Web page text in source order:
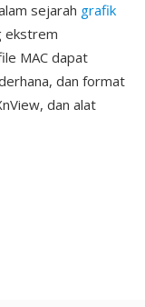
sejarah grafik
ekstrem
MAC dapat
dan format
dan alat